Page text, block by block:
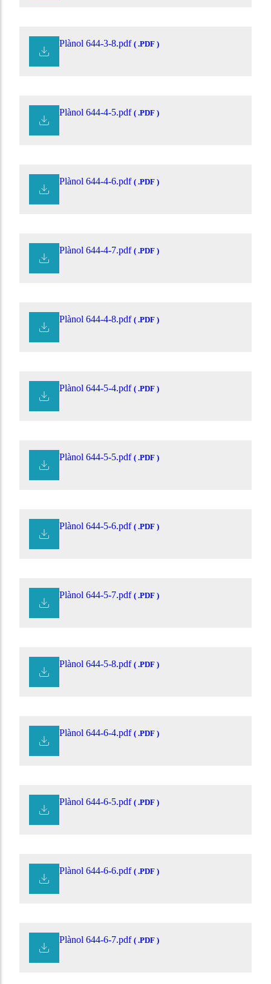
Plànol 644-3-8.pdf ( .PDF )
Plànol 644-4-5.pdf ( .PDF )
Plànol 644-4-6.pdf ( .PDF )
Plànol 644-4-7.pdf ( .PDF )
Plànol 644-4-8.pdf ( .PDF )
Plànol 644-5-4.pdf ( .PDF )
Plànol 644-5-5.pdf ( .PDF )
Plànol 644-5-6.pdf ( .PDF )
Plànol 644-5-7.pdf ( .PDF )
Plànol 644-5-8.pdf ( .PDF )
Plànol 644-6-4.pdf ( .PDF )
Plànol 644-6-5.pdf ( .PDF )
Plànol 644-6-6.pdf ( .PDF )
Plànol 644-6-7.pdf ( .PDF )